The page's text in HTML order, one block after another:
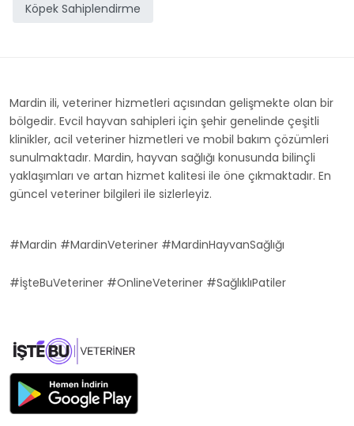
Köpek Sahiplendirme
Mardin ili, veteriner hizmetleri açısından gelişmekte olan bir
bölgedir. Evcil hayvan sahipleri için şehir genelinde çeşitli
klinikler, acil veteriner hizmetleri ve mobil bakım çözümleri
sunulmaktadır. Mardin, hayvan sağlığı konusunda bilinçli
yaklaşımları ve artan hizmet kalitesi ile öne çıkmaktadır. En
güncel veteriner bilgileri ile sizlerleyiz.
#Mardin #MardinVeteriner #MardinHayvanSağlığı
#İşteBuVeteriner #OnlineVeteriner #SağlıklıPatiler